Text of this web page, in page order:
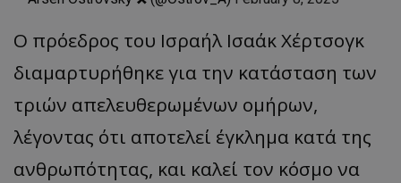
Ο πρόεδρος του Ισραήλ Ισαάκ Χέρτσογκ
διαμαρτυρήθηκε για την κατάσταση των
τριών απελευθερωμένων ομήρων,
λέγοντας ότι αποτελεί έγκλημα κατά της
ανθρωπότητας, και καλεί τον κόσμο να